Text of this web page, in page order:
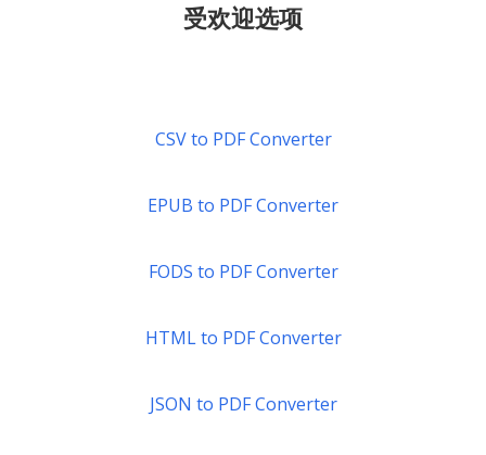
受欢迎选项
CSV to PDF Converter
EPUB to PDF Converter
FODS to PDF Converter
HTML to PDF Converter
JSON to PDF Converter